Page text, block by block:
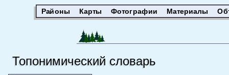
Районы Карты Фотографии Материалы
Топонимический словарь